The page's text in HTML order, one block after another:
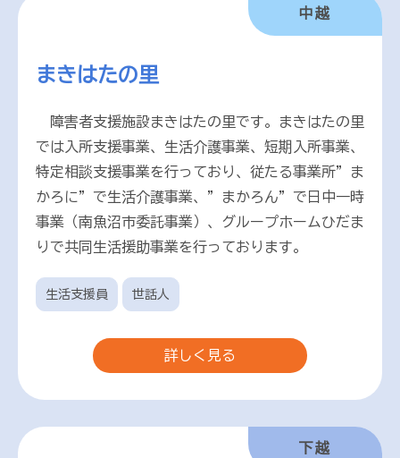
まきはたの里
中越
障害者支援施設まきはたの里です。まきはたの里
では入所支援事業、生活介護事業、短期入所事業、
特定相談支援事業を行っており、従たる事業所”ま
かろに”で生活介護事業、”まかろん”で日中一時
事業（南魚沼市委託事業）、グループホームひだま
りで共同生活援助事業を行っております。
生活支援員 世話人
詳しく見る
下越